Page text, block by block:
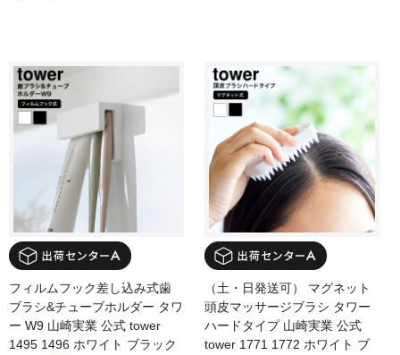
フィルムフック差し込み式歯
ブラシ&チューブホルダー タワ
ー W9 山崎実業 公式 tower
1495 1496 ホワイト ブラック
（土・日発送可） マグネット
頭皮マッサージブラシ タワー
ハードタイプ 山崎実業 公式
tower 1771 1772 ホワイト ブ